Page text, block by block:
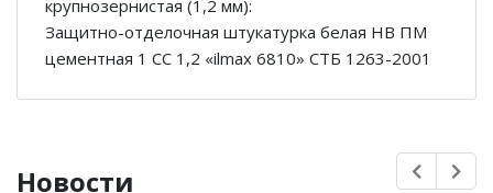
крупнозернистая (1,2 мм):
Защитно-отделочная штукатурка белая НВ ПМ
цементная 1 СС 1,2 «ilmax 6810» СТБ 1263-2001
Новости